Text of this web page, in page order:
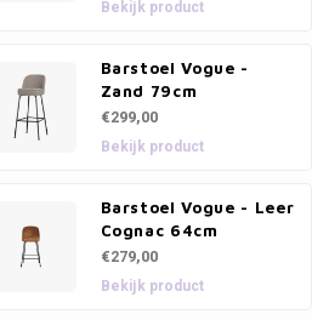
Bekijk product
Barstoel Vogue -
Zand 79cm
€299,00
Bekijk product
Barstoel Vogue - Leer
Cognac 64cm
€279,00
Bekijk product